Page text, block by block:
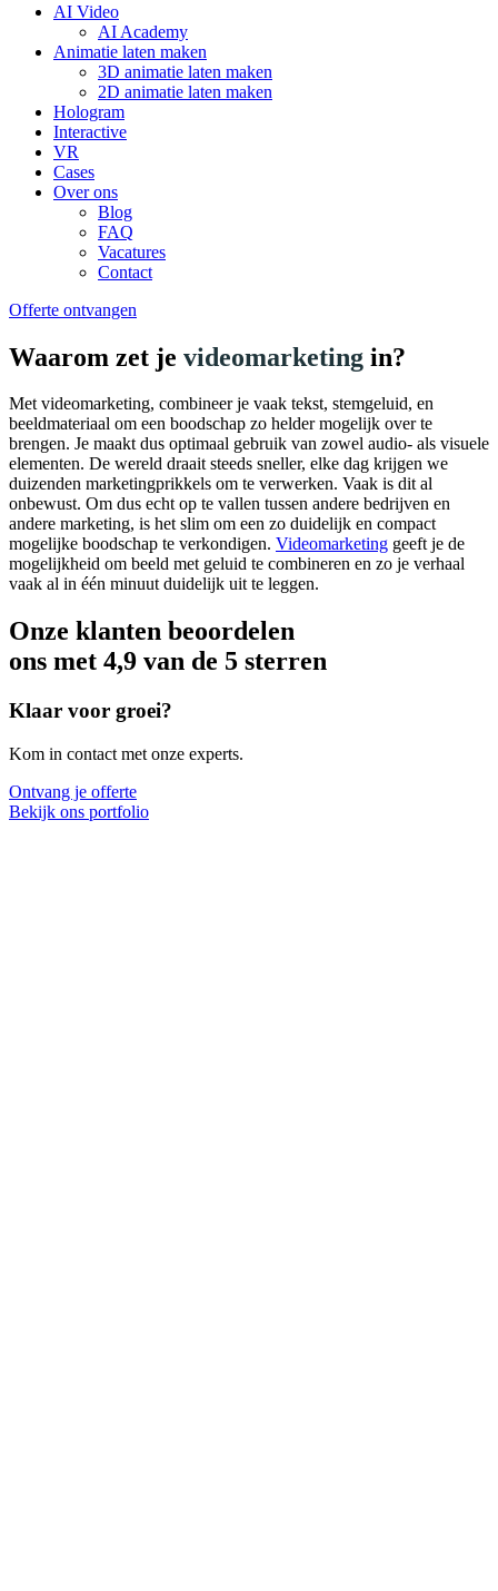
AI Video
AI Academy
Animatie laten maken
3D animatie laten maken
2D animatie laten maken
Hologram
Interactive
VR
Cases
Over ons
Blog
FAQ
Vacatures
Contact
Offerte ontvangen
Waarom zet je videomarketing in?
Met videomarketing, combineer je vaak tekst, stemgeluid, en
beeldmateriaal om een boodschap zo helder mogelijk over te
brengen. Je maakt dus optimaal gebruik van zowel audio- als visuele
elementen. De wereld draait steeds sneller, elke dag krijgen we
duizenden marketingprikkels om te verwerken. Vaak is dit al
onbewust. Om dus echt op te vallen tussen andere bedrijven en
andere marketing, is het slim om een zo duidelijk en compact
mogelijke boodschap te verkondigen. Videomarketing geeft je de
mogelijkheid om beeld met geluid te combineren en zo je verhaal
vaak al in één minuut duidelijk uit te leggen.
Onze klanten beoordelen
ons met 4,9 van de 5 sterren
Klaar voor groei?
Kom in contact met onze experts.
Ontvang je offerte
Bekijk ons portfolio